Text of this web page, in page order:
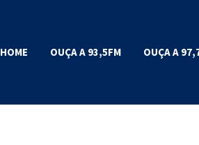
HOME OUÇA A 93,5FM OUÇA A